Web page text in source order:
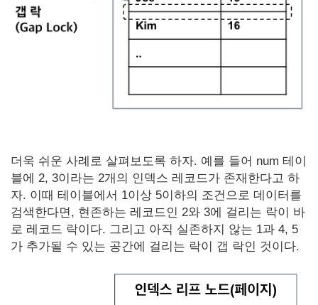
더욱 쉬운 사례로 살펴보도록 하자. 예를 들어 num 테이
블에 2, 3이라는 2개의 인덱스 레코드가 존재한다고 하
자. 이때 테이블에서 1이상 5이하의 조건으로 데이터를
검색한다면, 현존하는 레코드인 2와 3에 걸리는 락이 바
로 레코드 락이다. 그리고 아직 실존하지 않는 1과 4, 5
가 추가될 수 있는 공간에 걸리는 락이 갭 락인 것이다.